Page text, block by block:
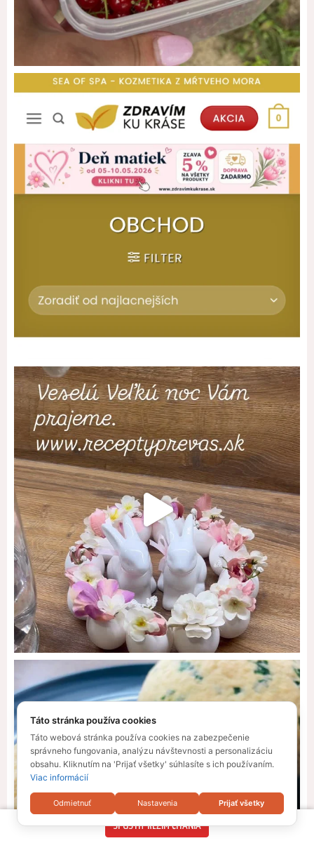
SPUSTIŤ REŽIM ČÍTANIA
Táto stránka používa cookies
Táto webová stránka používa cookies na zabezpečenie
správneho fungovania, analýzu návštevnosti a personalizáciu
obsahu. Kliknutím na 'Prijať všetky' súhlasíte s ich používaním.
Viac informácií
Odmietnuť Nastavenia Prijať všetky